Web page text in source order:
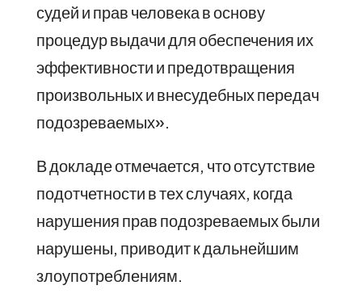
судей и прав человека в основу
процедур выдачи для обеспечения их
эффективности и предотвращения
произвольных и внесудебных передач
подозреваемых».
В докладе отмечается, что отсутствие
подотчетности в тех случаях, когда
нарушения прав подозреваемых были
нарушены, приводит к дальнейшим
злоупотреблениям.